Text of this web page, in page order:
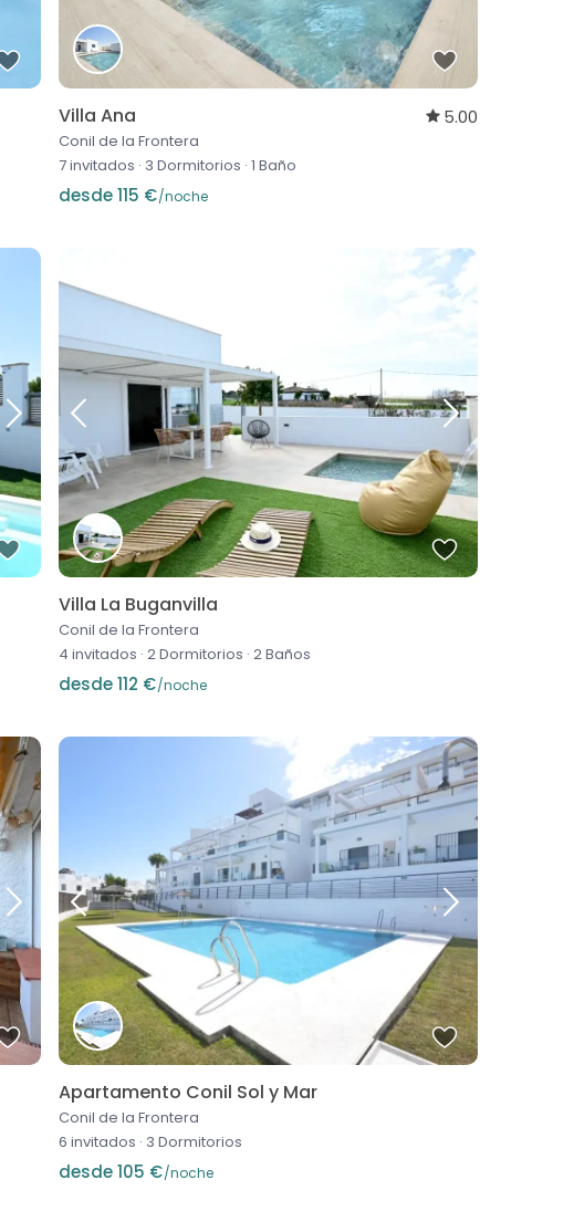
Villa Ana 5.00
Conil de la Frontera
7 invitados · 3 Dormitorios · 1 Baño
desde 115 €/noche
Villa La Buganvilla
Conil de la Frontera
4 invitados · 2 Dormitorios · 2 Baños
desde 112 €/noche
Apartamento Conil Sol y Mar
Conil de la Frontera
6 invitados · 3 Dormitorios
desde 105 €/noche